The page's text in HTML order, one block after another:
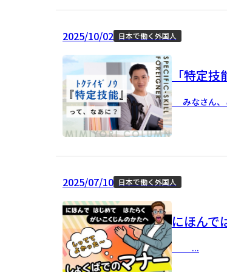
2025/10/02 日本で働く外国人
「特定
みなさん、
2025/07/10 日本で働く外国人
にほんで
...